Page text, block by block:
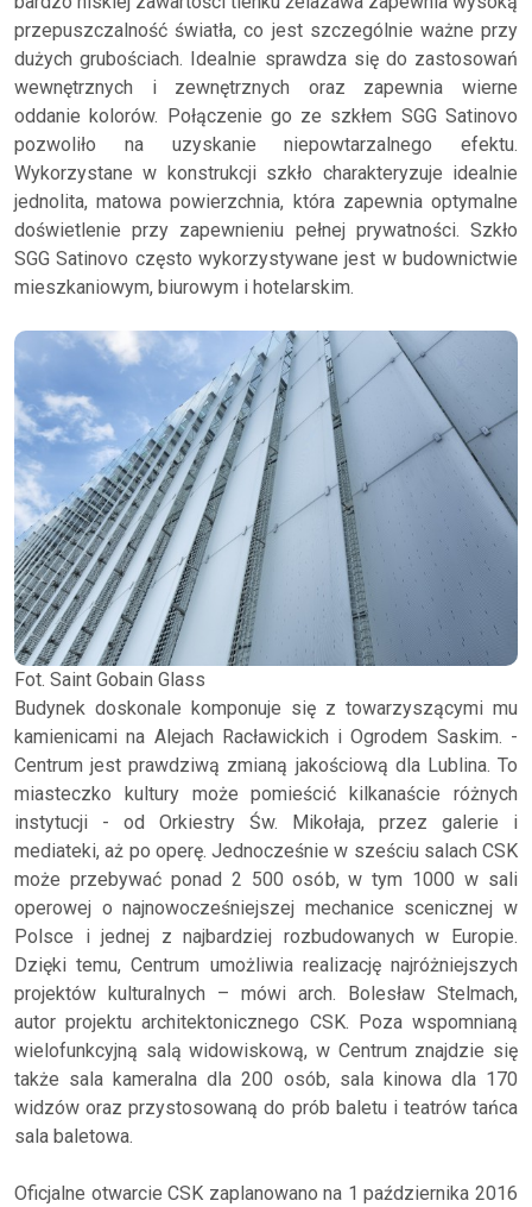
przepuszczalność światła, co jest szczególnie ważne przy
dużych grubościach. Idealnie sprawdza się do zastosowań
wewnętrznych i zewnętrznych oraz zapewnia wierne
oddanie kolorów. Połączenie go ze szkłem SGG Satinovo
pozwoliło na uzyskanie niepowtarzalnego efektu.
Wykorzystane w konstrukcji szkło charakteryzuje idealnie
jednolita, matowa powierzchnia, która zapewnia optymalne
doświetlenie przy zapewnieniu pełnej prywatności. Szkło
SGG Satinovo często wykorzystywane jest w budownictwie
mieszkaniowym, biurowym i hotelarskim.
Fot. Saint Gobain Glass
Budynek doskonale komponuje się z towarzyszącymi mu
kamienicami na Alejach Racławickich i Ogrodem Saskim. -
Centrum jest prawdziwą zmianą jakościową dla Lublina. To
miasteczko kultury może pomieścić kilkanaście różnych
instytucji - od Orkiestry Św. Mikołaja, przez galerie i
mediateki, aż po operę. Jednocześnie w sześciu salach CSK
może przebywać ponad 2 500 osób, w tym 1000 w sali
operowej o najnowocześniejszej mechanice scenicznej w
Polsce i jednej z najbardziej rozbudowanych w Europie.
Dzięki temu, Centrum umożliwia realizację najróżniejszych
projektów kulturalnych – mówi arch. Bolesław Stelmach,
autor projektu architektonicznego CSK. Poza wspomnianą
wielofunkcyjną salą widowiskową, w Centrum znajdzie się
także sala kameralna dla 200 osób, sala kinowa dla 170
widzów oraz przystosowaną do prób baletu i teatrów tańca
sala baletowa.
Oficjalne otwarcie CSK zaplanowano na 1 października 2016